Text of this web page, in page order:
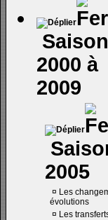
2000 à
2009
2005
¤ Les
évolutions
¤ Les